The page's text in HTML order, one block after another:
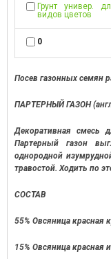
Грунт универ.
видов цветов
0
Посев газонных семян
ПАРТЕРНЫЙ ГАЗОН
Декоративная смесь
Партерный газон
однородной
травостой. Ходить по
СОСТАВ
55% Овсяница красная
15% Овсяница